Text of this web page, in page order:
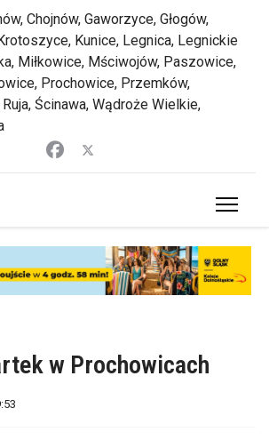
Chojnów, Gaworzyce, Głogów,
Kunice, Legnica, Legnickie
Miłkowice, Mściwojów, Paszowice,
Prochowice, Przemków,
Ścinawa, Wądroże Wielkie,
w Prochowicach